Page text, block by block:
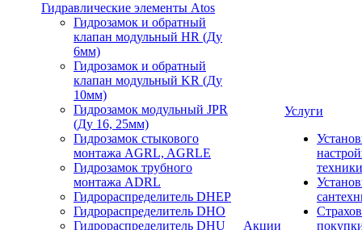
Гидравлические элементы Atos
Гидрозамок и обратный
клапан модульный HR (Ду
6мм)
Гидрозамок и обратный
клапан модульный KR (Ду
10мм)
Гидрозамок модульный JPR
(Ду 16, 25мм)
Гидрозамок стыкового
монтажа AGRL, AGRLE
Гидрозамок трубного
монтажа ADRL
Гидрораспределитель DHEP
Гидрораспределитель DHO
Гидрораспределитель DHU
Акции
Услуги
техники